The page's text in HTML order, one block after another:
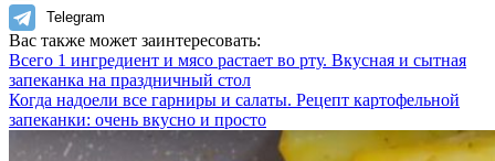
Telegram
Вас также может заинтересовать:
Всего 1 ингредиент и мясо растает во рту. Вкусная и сытная
запеканка на праздничный стол
Когда надоели все гарниры и салаты. Рецепт картофельной
запеканки: очень вкусно и просто